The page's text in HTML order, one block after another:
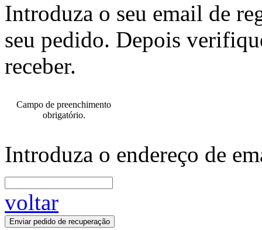
Introduza o seu email de
seu pedido. Depois
receber.
Campo de preenchimento
obrigatório.
Introduza o endereço de
voltar
Enviar pedido de recuperação